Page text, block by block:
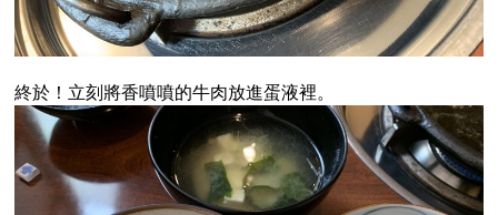
終於！立刻將香噴噴的牛肉放進蛋液裡。